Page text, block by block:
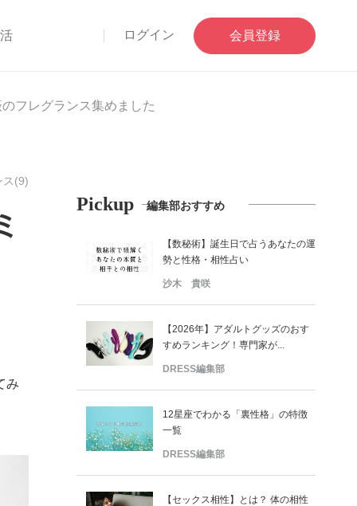
ログイン 会員登録
フレグランス集めました
ス(9)
み
Pickup 編集部おすすめ
【数秘術】誕生日で占うあなたの運
勢と性格・相性占い
沙木 貴咲
【2026年】アダルトグッズのおす
すめランキング！専門家が...
DRESS編集部
12星座でわかる「裏性格」の特徴
一覧
DRESS編集部
【セックス相性】とは？ 体の相性